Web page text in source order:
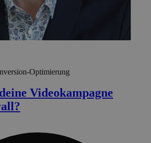
Optimierung
Videokampagne